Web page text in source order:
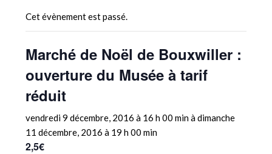
Cet évènement est passé.
Marché de Noël de Bouxwiller :
ouverture du Musée à tarif
réduit
vendredi 9 décembre, 2016 à 16 h 00 minàdimanche
11 décembre, 2016 à 19 h 00 min
2,5€